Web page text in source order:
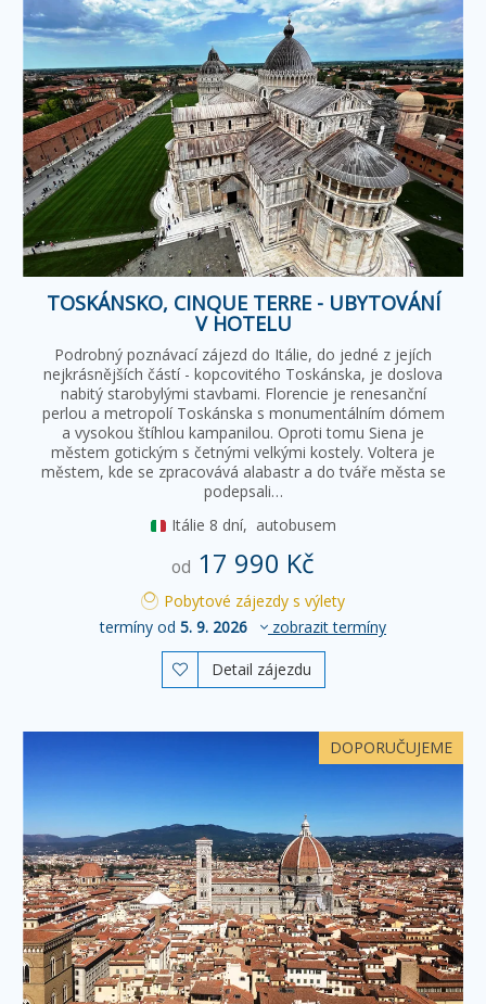
TOSKÁNSKO, CINQUE TERRE - UBYTOVÁNÍ
V HOTELU
Podrobný poznávací zájezd do Itálie, do jedné z jejích
nejkrásnějších částí - kopcovitého Toskánska, je doslova
nabitý starobylými stavbami. Florencie je renesanční
perlou a metropolí Toskánska s monumentálním dómem
a vysokou štíhlou kampanilou. Oproti tomu Siena je
městem gotickým s četnými velkými kostely. Voltera je
městem, kde se zpracovává alabastr a do tváře města se
podepsali…
Itálie 8 dní, autobusem
od 17 990 Kč
Pobytové zájezdy s výlety
termíny od 5. 9. 2026 zobrazit termíny
 Detail zájezdu
DOPORUČUJEME